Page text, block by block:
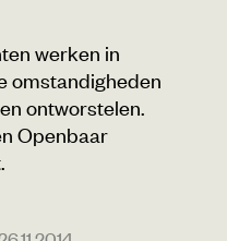
werken in
omstandigheden
ontworstelen.
Openbaar